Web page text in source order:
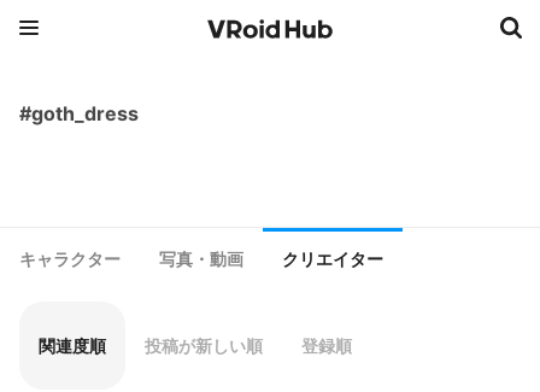
#goth_dress
キャラクター 写真・動画 クリエイター
関連度順 投稿が新しい順 登録順